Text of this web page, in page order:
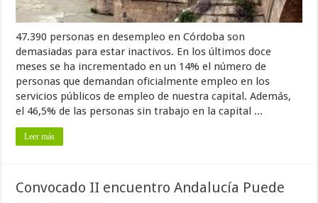
47.390 personas en desempleo en Córdoba son
demasiadas para estar inactivos. En los últimos doce
meses se ha incrementado en un 14% el número de
personas que demandan oficialmente empleo en los
servicios públicos de empleo de nuestra capital. Además,
el 46,5% de las personas sin trabajo en la capital ...
Leer más
Convocado II encuentro Andalucía Puede